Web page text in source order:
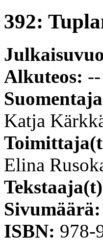
392:
Alkuteos: --
Katja
Elina
Sivumäärä:
ISBN: 978-